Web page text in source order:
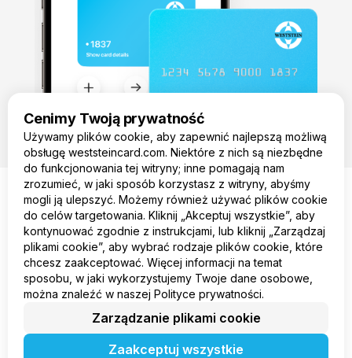
PL
Produkt
Firma
Legal
Cenimy Twoją prywatność
Używamy plików cookie, aby zapewnić najlepszą możliwą
obsługę weststeincard.com. Niektóre z nich są niezbędne
do funkcjonowania tej witryny; inne pomagają nam
zrozumieć, w jaki sposób korzystasz z witryny, abyśmy
mogli ją ulepszyć. Możemy również używać plików cookie
do celów targetowania. Kliknij „Akceptuj wszystkie”, aby
kontynuować zgodnie z instrukcjami, lub kliknij „Zarządzaj
plikami cookie”, aby wybrać rodzaje plików cookie, które
chcesz zaakceptować. Więcej informacji na temat
sposobu, w jaki wykorzystujemy Twoje dane osobowe,
można znaleźć w naszej Polityce prywatności.
Zarządzanie plikami cookie
Zaakceptuj wszystkie